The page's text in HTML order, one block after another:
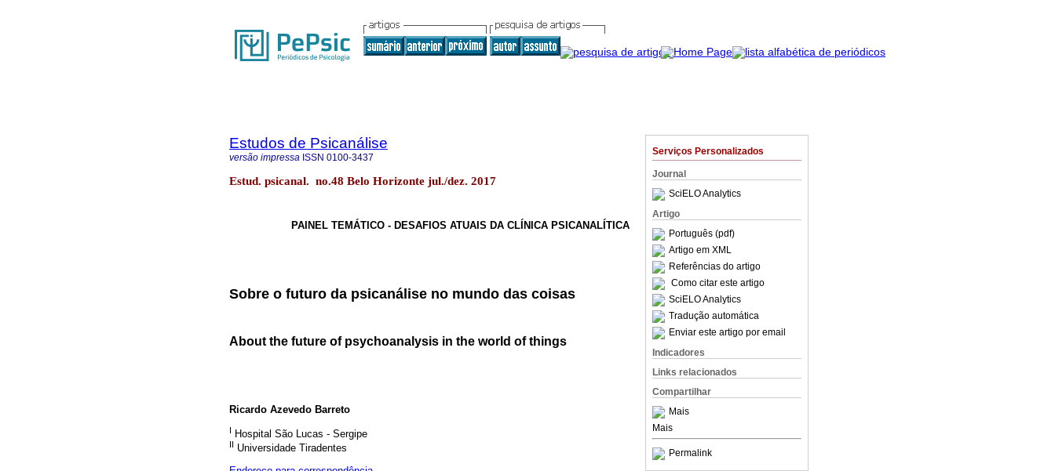
Serviços Personalizados
Journal
SciELO Analytics
Artigo
Português (pdf)
Artigo em XML
Referências do artigo
Como citar este artigo
SciELO Analytics
Tradução automática
Enviar este artigo por email
Indicadores
Links relacionados
Compartilhar
Mais
Mais
Permalink
Estudos de Psicanálise
versão impressa ISSN 0100-3437
Estud. psicanal. no.48 Belo Horizonte jul./dez. 2017
PAINEL TEMÁTICO - DESAFIOS ATUAIS DA CLÍNICA PSICANALÍTICA
Sobre o futuro da psicanálise no mundo das coisas
About the future of psychoanalysis in the world of things
Ricardo Azevedo Barreto
I Hospital São Lucas - Sergipe
II Universidade Tiradentes